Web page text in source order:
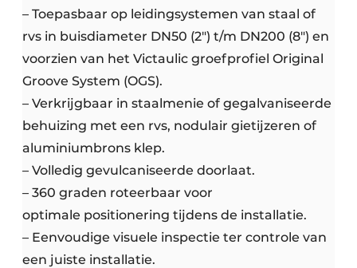
– Toepasbaar op leidingsystemen van staal of
rvs in buisdiameter DN50 (2″) t/m DN200 (8″) en
voorzien van het Victaulic groefprofiel Original
Groove System (OGS).
– Verkrijgbaar in staalmenie of gegalvaniseerde
behuizing met een rvs, nodulair gietijzeren of
aluminiumbrons klep.
– Volledig gevulcaniseerde doorlaat.
– 360 graden roteerbaar voor
optimale positionering tijdens de installatie.
– Eenvoudige visuele inspectie ter controle van
een juiste installatie.